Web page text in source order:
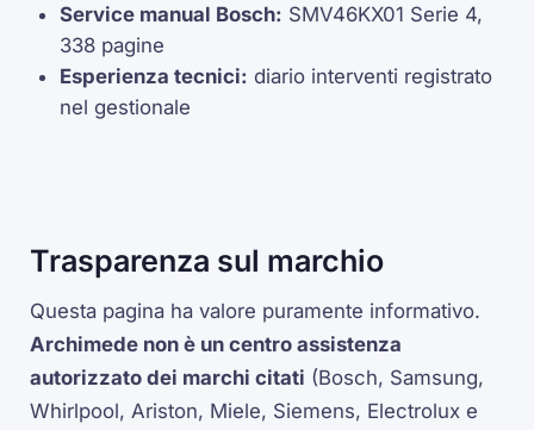
Service manual Bosch: SMV46KX01 Serie 4,
338 pagine
Esperienza tecnici: diario interventi registrato
nel gestionale
Trasparenza sul marchio
Questa pagina ha valore puramente informativo.
Archimede non è un centro assistenza
autorizzato dei marchi citati (Bosch, Samsung,
Whirlpool, Ariston, Miele, Siemens, Electrolux e